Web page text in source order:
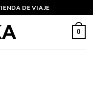
DE VIAJE
0